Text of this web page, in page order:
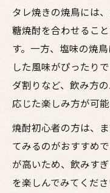
タレ焼きの焼鳥には
糖焼酎を合わせるこ
す。一方、塩味の焼
した風味がぴったり
ダ割りなど、飲み方
応じた楽しみ方が可能
焼酎初心者の方は、
てみるのがおすすめ
が高いため、飲みす
を楽しんでみてくだ